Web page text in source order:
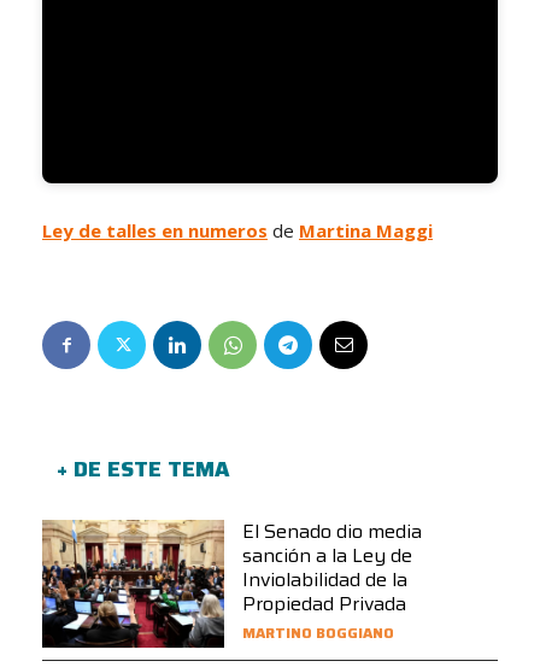
Ley de talles en numeros de Martina Maggi
+ DE ESTE TEMA
El Senado dio media
sanción a la Ley de
Inviolabilidad de la
Propiedad Privada
MARTINO BOGGIANO